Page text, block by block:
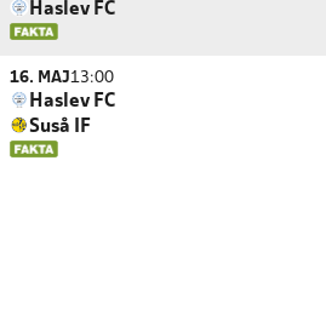
Haslev FC
16. MAJ13:00
Haslev FC
Suså IF